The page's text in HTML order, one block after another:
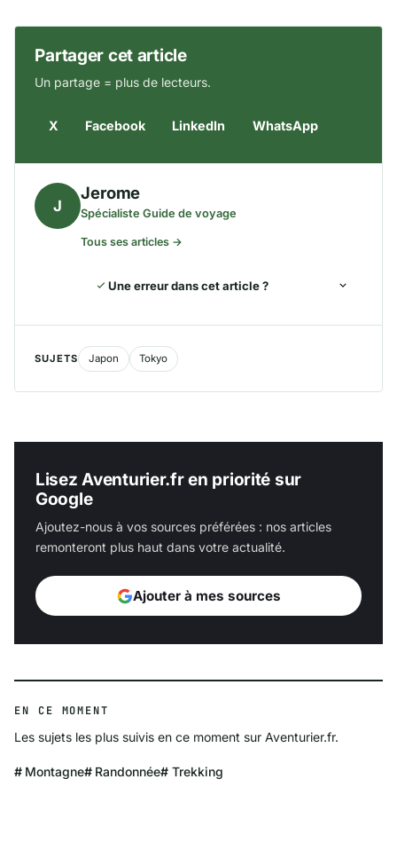
Partager cet article
Un partage = plus de lecteurs.
X Facebook LinkedIn WhatsApp
J
Jerome
Spécialiste Guide de voyage
Tous ses articles →
Une erreur dans cet article ?
SUJETS Japon Tokyo
Lisez Aventurier.fr en priorité sur
Google
Ajoutez-nous à vos sources préférées : nos articles
remonteront plus haut dans votre actualité.
Ajouter à mes sources
EN CE MOMENT
Les sujets les plus suivis en ce moment sur Aventurier.fr.
Montagne Randonnée Trekking